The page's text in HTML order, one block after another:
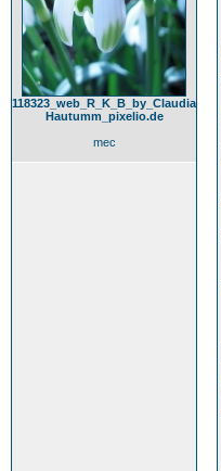
118323_web_R_K_B_by_Claudia
Hautumm_pixelio.de
mec